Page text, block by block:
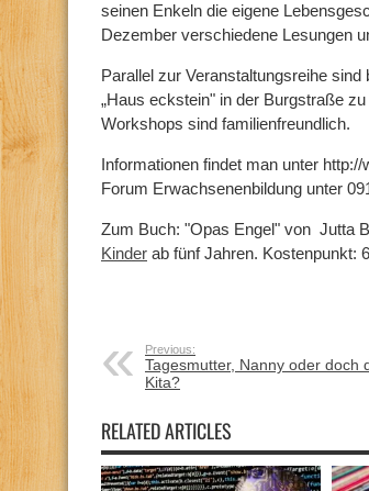
seinen Enkeln die eigene
Dezember verschiedene Lesungen
Parallel zur Veranstaltungsreihe
„Haus eckstein" in der Burgstraße
Workshops sind familienfreundlich.
Informationen findet man unter
Forum Erwachsenenbildung unter
Zum Buch: "Opas Engel" von Jutta
Kinder ab fünf Jahren. Kostenpunkt:
Previous:
Tagesmutter, Nanny oder doch
Kita?
RELATED ARTICLES